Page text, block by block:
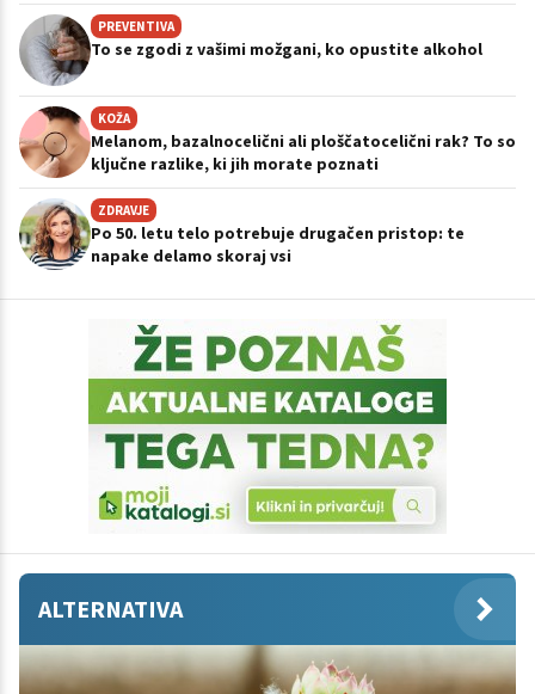
PREVENTIVA
To se zgodi z vašimi možgani, ko opustite alkohol
KOŽA
Melanom, bazalnocelični ali ploščatocelični rak? To so
ključne razlike, ki jih morate poznati
ZDRAVJE
Po 50. letu telo potrebuje drugačen pristop: te
napake delamo skoraj vsi
ALTERNATIVA